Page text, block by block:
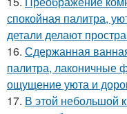
спокойная палитра,
детали делают
16. Сдержанная
палитра, лаконичные
ощущение уюта и
17. В этой небольшой